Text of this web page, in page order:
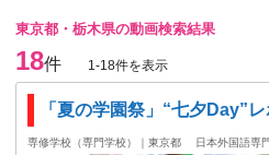
東京都・栃木県の動画検索結果
18件 1-18件を表示
「夏の学園祭」“七夕Day”レ
専修学校（専門学校）｜東京都 日本外国語専